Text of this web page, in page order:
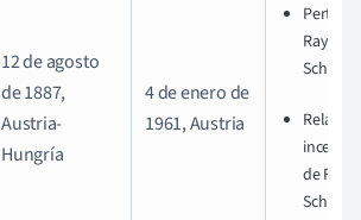
12 de agosto
de 1887,
Austria-
Hungría
4 de enero de
1961, Austria
de